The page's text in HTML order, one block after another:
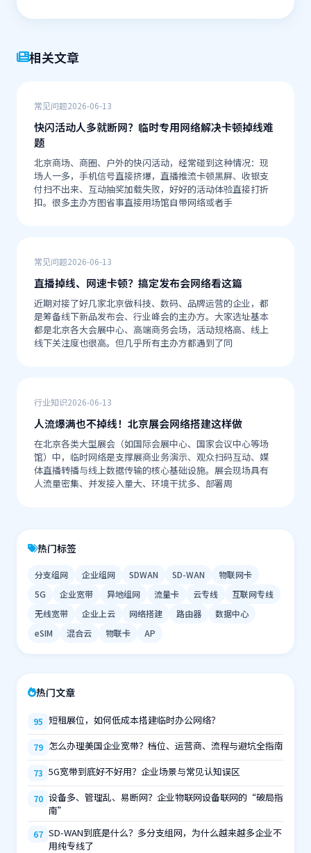
相关文章
常见问题2026-06-13
快闪活动人多就断网？临时专用网络解决卡顿掉线难
题
北京商场、商圈、户外的快闪活动，经常碰到这种情况：现
场人一多，手机信号直接挤爆，直播推流卡顿黑屏、收银支
付扫不出来、互动抽奖加载失败，好好的活动体验直接打折
扣。很多主办方图省事直接用场馆自带网络或者手
常见问题2026-06-13
直播掉线、网速卡顿？搞定发布会网络看这篇
近期对接了好几家北京做科技、数码、品牌运营的企业，都
是筹备线下新品发布会、行业峰会的主办方。大家选址基本
都是北京各大会展中心、高端商务会场，活动规格高、线上
线下关注度也很高。但几乎所有主办方都遇到了同
行业知识2026-06-13
人流爆满也不掉线！北京展会网络搭建这样做
在北京各类大型展会（如国际会展中心、国家会议中心等场
馆）中，临时网络是支撑展商业务演示、观众扫码互动、媒
体直播转播与线上数据传输的核心基础设施。展会现场具有
人流量密集、并发接入量大、环境干扰多、部署周
热门标签
分支组网 企业组网 SDWAN SD-WAN
物联网卡
5G
企业宽带 异地组网 流量卡 云专线
互联网专线
无线宽带
企业上云 网络搭建 路由器
数据中心
eSIM
混合云 物联卡 AP
热门文章
95 短租展位，如何低成本搭建临时办公网络？
79 怎么办理美国企业宽带？档位、运营商、流程与避坑全指南
73 5G宽带到底好不好用？企业场景与常见认知误区
70 设备多、管理乱、易断网？企业物联网设备联网的“破局指
南”
67 SD-WAN到底是什么？多分支组网，为什么越来越多企业不
用纯专线了